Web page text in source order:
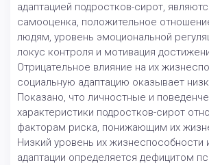
адаптацией подростков-сирот,
самооценка, положительное
людям, уровень эмоциональной
локус контроля и мотивация
Отрицательное влияние на их
социальную адаптацию оказывает
Показано, что личностные и
характеристики подростков-сирот
факторам риска, понижающим их
Низкий уровень их жизнеспособности
адаптации определяется дефицитом